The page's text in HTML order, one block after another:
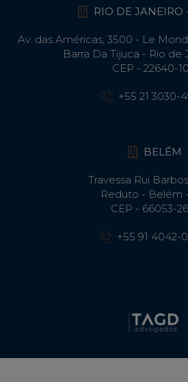
RIO DE JANEIRO
Av. das Américas, 3500 - Le
Barra Da Tijuca - Rio de
CEP - 22640-
+55 21 3030-
BELÉM
Travessa Rui
Reduto - Belém
CEP - 66053-
+55 91 4042-